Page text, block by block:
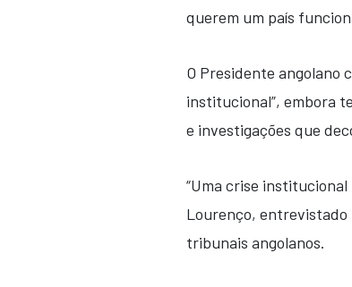
querem um país
O Presidente angolano
institucional”, embora
e investigações que
“Uma crise
Lourenço, entrevistado
tribunais angolanos.